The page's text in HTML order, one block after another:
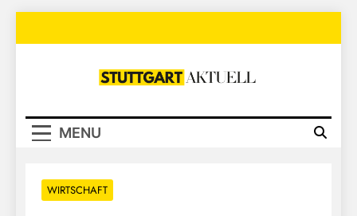
Stuttgart
MENU
WIRTSCHAFT